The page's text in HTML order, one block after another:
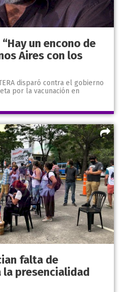
un encono de
Aires con los
disparó contra el gobierno
por la vacunación en
falta de
presencialidad